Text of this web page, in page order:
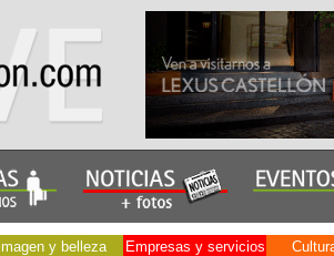
Imagen y belleza Empresas y servicios